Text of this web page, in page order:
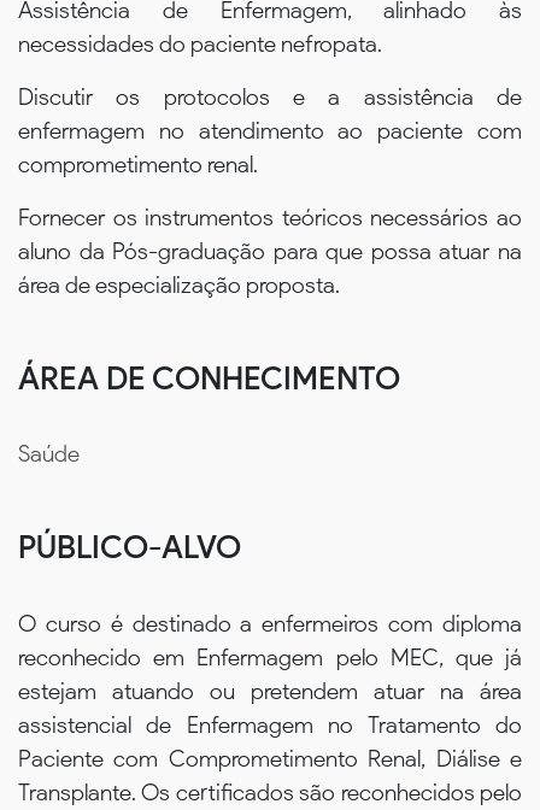
Assistência de Enfermagem, alinhado às
necessidades do paciente nefropata.
Discutir os protocolos e a assistência de
enfermagem no atendimento ao paciente com
comprometimento renal.
Fornecer os instrumentos teóricos necessários ao
aluno da Pós-graduação para que possa atuar na
área de especialização proposta.
ÁREA DE CONHECIMENTO
Saúde
PÚBLICO-ALVO
O curso é destinado a enfermeiros com diploma
reconhecido em Enfermagem pelo MEC, que já
estejam atuando ou pretendem atuar na área
assistencial de Enfermagem no Tratamento do
Paciente com Comprometimento Renal, Diálise e
Transplante. Os certificados são reconhecidos pelo